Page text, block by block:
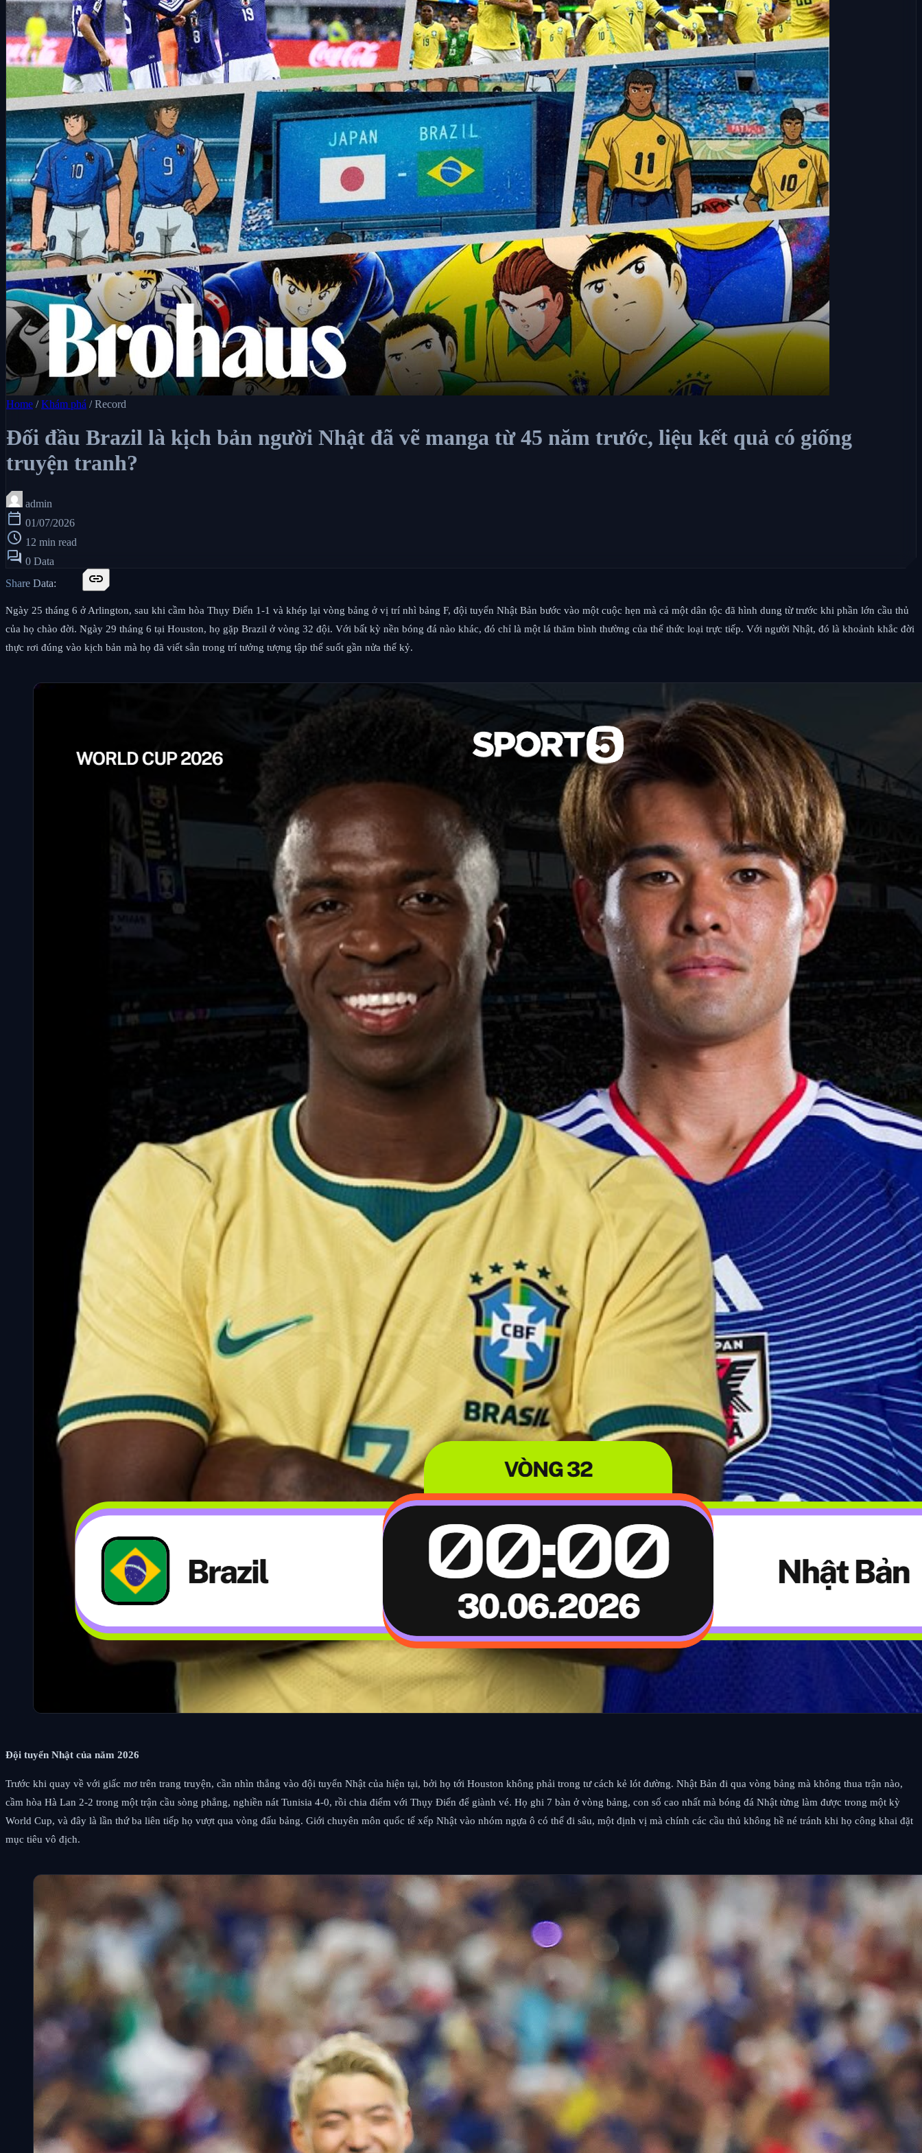
Home / Khám phá / Record
Đối đầu Brazil là kịch bản người Nhật đã vẽ manga từ 45 năm trước, liệu kết quả có giống
truyện tranh?
admin
calendar_today 01/07/2026
schedule 12 min read
forum 0 Data
Share Data:
link
Ngày 25 tháng 6 ở Arlington, sau khi cầm hòa Thụy Điển 1-1 và khép lại vòng bảng ở vị trí nhì bảng F, đội tuyển Nhật Bản bước vào một cuộc hẹn mà cả một dân tộc đã hình dung từ trước khi phần lớn cầu thủ
của họ chào đời. Ngày 29 tháng 6 tại Houston, họ gặp Brazil ở vòng 32 đội. Với bất kỳ nền bóng đá nào khác, đó chỉ là một lá thăm bình thường của thể thức loại trực tiếp. Với người Nhật, đó là khoảnh khắc đời
thực rơi đúng vào kịch bản mà họ đã viết sẵn trong trí tưởng tượng tập thể suốt gần nửa thế kỷ.
Đội tuyển Nhật của năm 2026
Trước khi quay về với giấc mơ trên trang truyện, cần nhìn thẳng vào đội tuyển Nhật của hiện tại, bởi họ tới Houston không phải trong tư cách kẻ lót đường. Nhật Bản đi qua vòng bảng mà không thua trận nào,
cầm hòa Hà Lan 2-2 trong một trận cầu sòng phẳng, nghiền nát Tunisia 4-0, rồi chia điểm với Thụy Điển để giành vé. Họ ghi 7 bàn ở vòng bảng, con số cao nhất mà bóng đá Nhật từng làm được trong một kỳ
World Cup, và đây là lần thứ ba liên tiếp họ vượt qua vòng đấu bảng. Giới chuyên môn quốc tế xếp Nhật vào nhóm ngựa ô có thể đi sâu, một định vị mà chính các cầu thủ không hề né tránh khi họ công khai đặt
mục tiêu vô địch.